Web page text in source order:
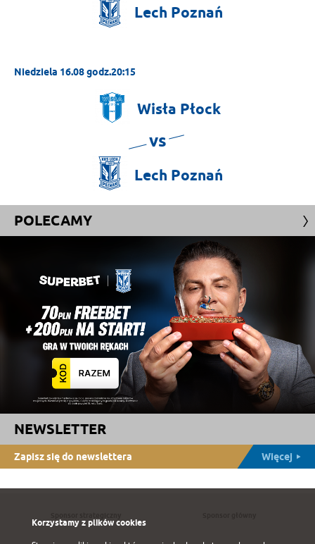
Lech Poznań
Niedziela 16.08 godz.20:15
Wisła Płock
vs
Lech Poznań
POLECAMY
NEWSLETTER
Zapisz się do newslettera Więcej
Korzystamy z plików cookies